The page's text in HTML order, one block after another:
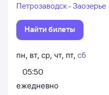
Петрозаводск - Заозерье
Найти билеты
пн, вт, ср, чт, пт, сб
05:50
ежедневно